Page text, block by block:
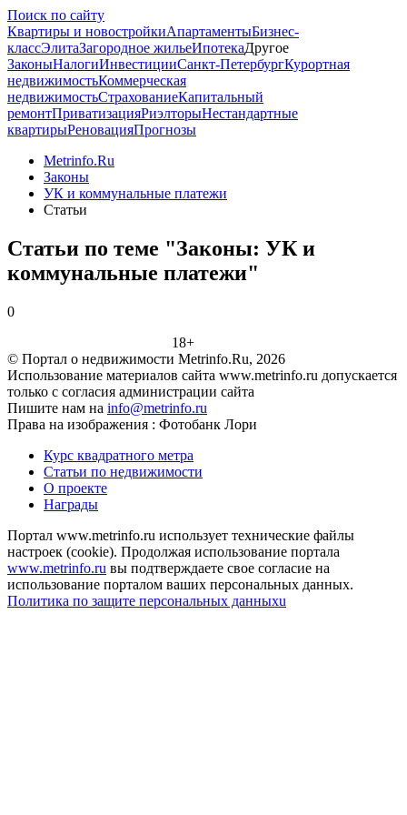
Поиск по сайту
Квартиры и новостройкиАпартаментыБизнес-
классЭлитаЗагородное жильеИпотекаДругое
ЗаконыНалогиИнвестицииСанкт-ПетербургКурортная
недвижимостьКоммерческая
недвижимостьСтрахованиеКапитальный
ремонтПриватизацияРиэлторыНестандартные
квартирыРеновацияПрогнозы
Metrinfo.Ru
Законы
УК и коммунальные платежи
Статьи
Статьи по теме "Законы: УК и
коммунальные платежи"
0
18+
© Портал о недвижимости Metrinfo.Ru, 2026
Использование материалов сайта www.metrinfo.ru допускается
только с согласия администрации сайта
Пишите нам на info@metrinfo.ru
Права на изображения : Фотобанк Лори
Курс квадратного метра
Статьи по недвижимости
О проекте
Награды
Портал www.metrinfo.ru использует технические файлы
настроек (cookie). Продолжая использование портала
www.metrinfo.ru вы подтверждаете свое согласие на
использование порталом ваших персональных данных.
Политика по защите персональных данныхu